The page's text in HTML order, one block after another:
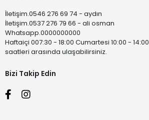
İletişim.0546 276 69 74 - aydın
İletişim.0537 276 79 66 - ali osman
Whatsapp.0000000000
Haftaiçi 007:30 - 18:00 Cumartesi 10:00 - 14:00
saatleri arasında ulaşabilirsiniz.
Bizi Takip Edin